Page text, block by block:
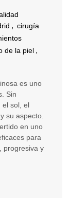
, cirugía
de la piel ,
es uno
Sin
el sol, el
su aspecto.
en uno
para
progresiva y